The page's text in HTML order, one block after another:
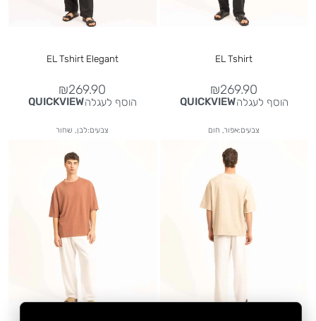
EL Tshirt
₪269.90
הוסף לעגלהQUICKVIEW
צבעים:אפור, חום
EL Tshirt Elegant
₪269.90
הוסף לעגלהQUICKVIEW
צבעים:לבן, שחור